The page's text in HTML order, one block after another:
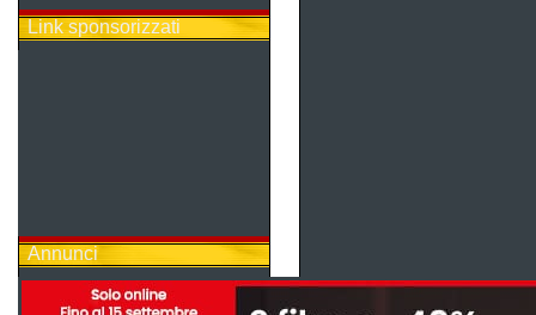
Link sponsorizzati
Annunci